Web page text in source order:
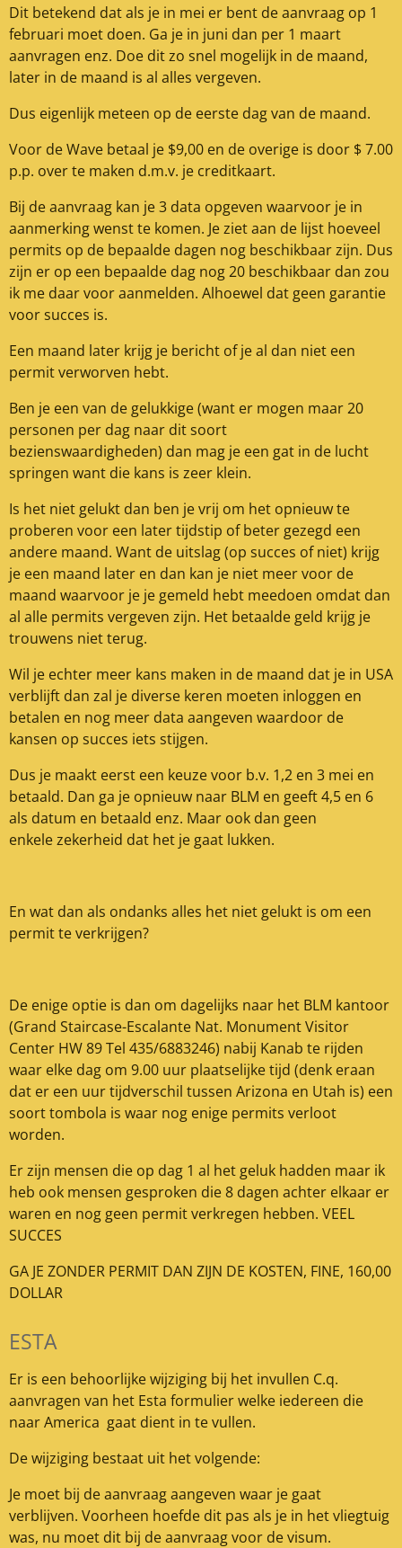
Dit betekend dat als je in mei er bent de aanvraag op 1
februari moet doen. Ga je in juni dan per 1 maart
aanvragen enz. Doe dit zo snel mogelijk in de maand,
later in de maand is al alles vergeven.
Dus eigenlijk meteen op de eerste dag van de maand.
Voor de Wave betaal je $9,00 en de overige is door $ 7.00
p.p. over te maken d.m.v. je creditkaart.
Bij de aanvraag kan je 3 data opgeven waarvoor je in
aanmerking wenst te komen. Je ziet aan de lijst hoeveel
permits op de bepaalde dagen nog beschikbaar zijn. Dus
zijn er op een bepaalde dag nog 20 beschikbaar dan zou
ik me daar voor aanmelden. Alhoewel dat geen garantie
voor succes is.
Een maand later krijg je bericht of je al dan niet een
permit verworven hebt.
Ben je een van de gelukkige (want er mogen maar 20
personen per dag naar dit soort
bezienswaardigheden) dan mag je een gat in de lucht
springen want die kans is zeer klein.
Is het niet gelukt dan ben je vrij om het opnieuw te
proberen voor een later tijdstip of beter gezegd een
andere maand. Want de uitslag (op succes of niet) krijg
je een maand later en dan kan je niet meer voor de
maand waarvoor je je gemeld hebt meedoen omdat dan
al alle permits vergeven zijn. Het betaalde geld krijg je
trouwens niet terug.
Wil je echter meer kans maken in de maand dat je in USA
verblijft dan zal je diverse keren moeten inloggen en
betalen en nog meer data aangeven waardoor de
kansen op succes iets stijgen.
Dus je maakt eerst een keuze voor b.v. 1,2 en 3 mei en
betaald. Dan ga je opnieuw naar BLM en geeft 4,5 en 6
als datum en betaald enz. Maar ook dan geen
enkele zekerheid dat het je gaat lukken.
En wat dan als ondanks alles het niet gelukt is om een
permit te verkrijgen?
De enige optie is dan om dagelijks naar het BLM kantoor
(Grand Staircase-Escalante Nat. Monument Visitor
Center HW 89 Tel 435/6883246) nabij Kanab te rijden
waar elke dag om 9.00 uur plaatselijke tijd (denk eraan
dat er een uur tijdverschil tussen Arizona en Utah is) een
soort tombola is waar nog enige permits verloot
worden.
Er zijn mensen die op dag 1 al het geluk hadden maar ik
heb ook mensen gesproken die 8 dagen achter elkaar er
waren en nog geen permit verkregen hebben. VEEL
SUCCES
GA JE ZONDER PERMIT DAN ZIJN DE KOSTEN, FINE, 160,00
DOLLAR
ESTA
Er is een behoorlijke wijziging bij het invullen C.q.
aanvragen van het Esta formulier welke iedereen die
naar America gaat dient in te vullen.
De wijziging bestaat uit het volgende:
Je moet bij de aanvraag aangeven waar je gaat
verblijven. Voorheen hoefde dit pas als je in het vliegtuig
was, nu moet dit bij de aanvraag voor de visum.